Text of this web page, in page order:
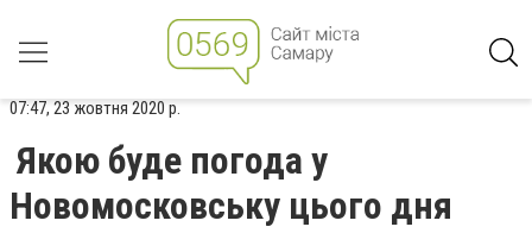
07:47, 23 жовтня 2020 р.
Якою буде погода у
Новомосковську цього дня